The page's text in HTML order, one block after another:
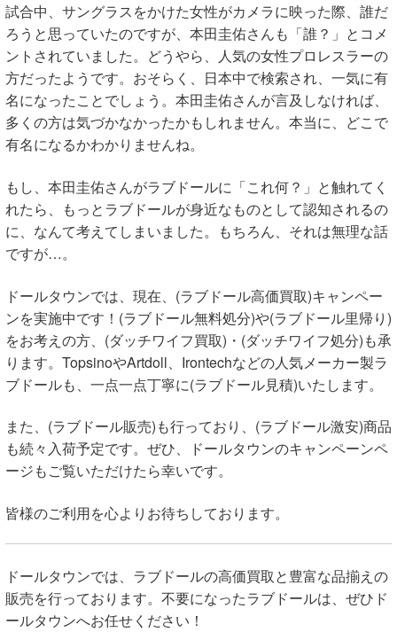
試合中、サングラスをかけた女性がカメラに映った際、誰だ
ろうと思っていたのですが、本田圭佑さんも「誰？」とコメ
ントされていました。どうやら、人気の女性プロレスラーの
方だったようです。おそらく、日本中で検索され、一気に有
名になったことでしょう。本田圭佑さんが言及しなければ、
多くの方は気づかなかったかもしれません。本当に、どこで
有名になるかわかりませんね。
もし、本田圭佑さんがラブドールに「これ何？」と触れてく
れたら、もっとラブドールが身近なものとして認知されるの
に、なんて考えてしまいました。もちろん、それは無理な話
ですが…。
ドールタウンでは、現在、(ラブドール高価買取)キャンペー
ンを実施中です！(ラブドール無料処分)や(ラブドール里帰り)
をお考えの方、(ダッチワイフ買取)・(ダッチワイフ処分)も承
ります。TopsinoやArtdoll、Irontechなどの人気メーカー製ラ
ブドールも、一点一点丁寧に(ラブドール見積)いたします。
また、(ラブドール販売)も行っており、(ラブドール激安)商品
も続々入荷予定です。ぜひ、ドールタウンのキャンペーンペ
ージもご覧いただけたら幸いです。
皆様のご利用を心よりお待ちしております。
ドールタウンでは、ラブドールの高価買取と豊富な品揃えの
販売を行っております。不要になったラブドールは、ぜひド
ールタウンへお任せください！